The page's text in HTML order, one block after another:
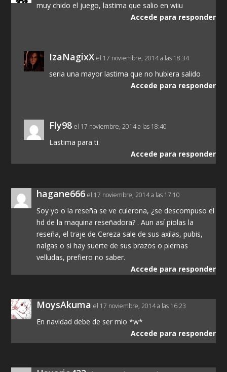
muy chido el juego, lastima que salio en wiiu
Accede para responder
IzaNagixX el 17 noviembre, 2014 a las 18:34
seria una mayor lastima que no hubiera salido
Accede para responder
Fly98 el 17 noviembre, 2014 a las 18:40
Lastima para ti.
Accede para responder
hagane666 el 17 noviembre, 2014 a las 17:10
Soy yo o la reseña se ve culerona, ¿se descompuso el
hd de la maquina reseñadora? . Aun así piolas la
reseña, el traje de Cereza sale de sus axilas, pubis,
nalgas o si hay suerte de sus brazos o piernas
velludas, prefiero no saber.
Accede para responder
MoysAkuma el 17 noviembre, 2014 a las 16:23
En navidad debe de ser mio *w*
Accede para responder